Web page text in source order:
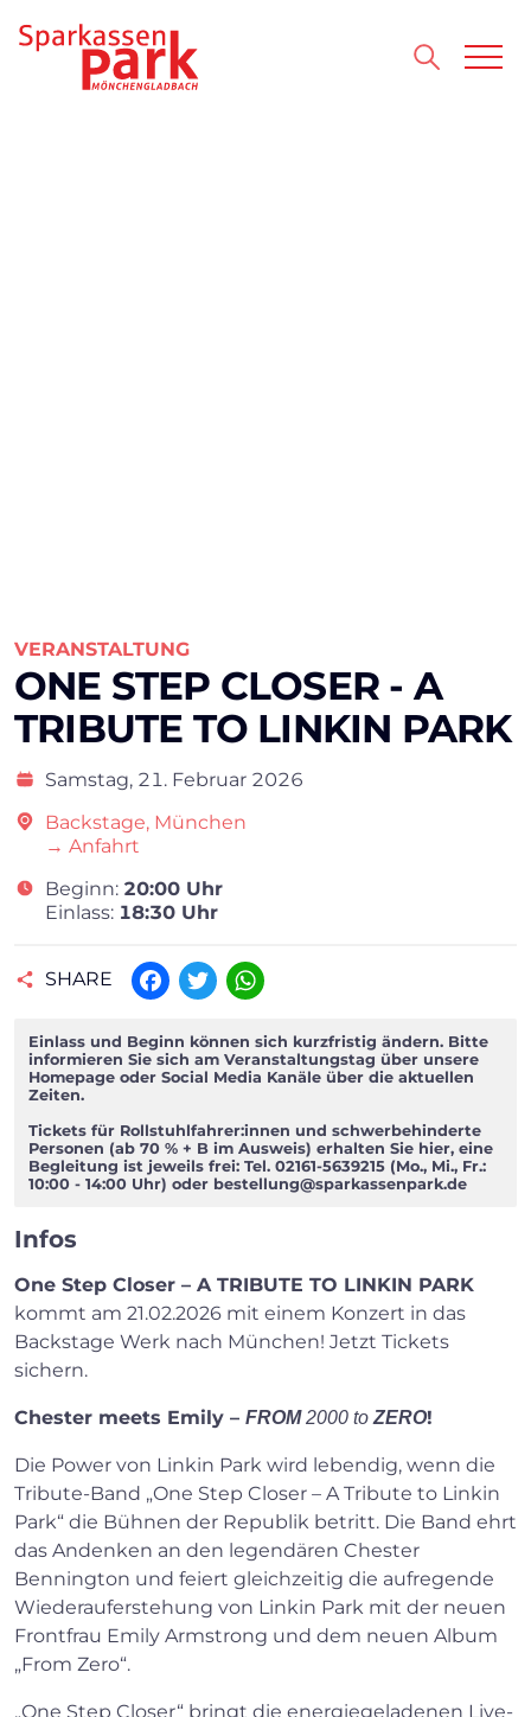
VERANSTALTUNG
ONE STEP CLOSER - A
TRIBUTE TO LINKIN PARK
Samstag, 21. Februar 2026
Backstage, München
→ Anfahrt
Beginn: 20:00 Uhr
Einlass: 18:30 Uhr
SHARE
Einlass und Beginn können sich kurzfristig ändern. Bitte
informieren Sie sich am Veranstaltungstag über unsere
Homepage oder Social Media Kanäle über die aktuellen
Zeiten.
Tickets für Rollstuhlfahrer:innen und schwerbehinderte
Personen (ab 70 % + B im Ausweis) erhalten Sie hier, eine
Begleitung ist jeweils frei: Tel. 02161-5639215 (Mo., Mi., Fr.:
10:00 - 14:00 Uhr) oder bestellung@sparkassenpark.de
Infos
One Step Closer – A TRIBUTE TO LINKIN PARK
kommt am 21.02.2026 mit einem Konzert in das
Backstage Werk nach München! Jetzt Tickets
sichern.
Chester meets Emily – FROM2000 to ZERO!
Die Power von Linkin Park wird lebendig, wenn die
Tribute-Band „One Step Closer – A Tribute to Linkin
Park“ die Bühnen der Republik betritt. Die Band ehrt
das Andenken an den legendären Chester
Bennington und feiert gleichzeitig die aufregende
Wiederauferstehung von Linkin Park mit der neuen
Frontfrau Emily Armstrong und dem neuen Album
„From Zero“.
„One Step Closer“ bringt die energiegeladenen Live-